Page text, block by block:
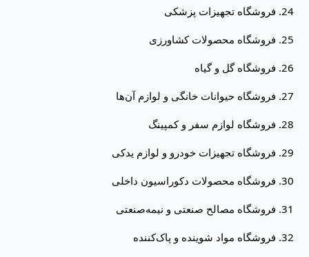
فروشگاه تجهیزات پزشکی
فروشگاه محصولات کشاورزی
فروشگاه گل و گیاه
فروشگاه حیوانات خانگی و لوازم آن‌ها
فروشگاه لوازم سفر و کمپینگ
فروشگاه تجهیزات خودرو و لوازم یدکی
فروشگاه محصولات دکوراسیون داخلی
فروشگاه مصالح صنعتی و نیمه‌صنعتی
فروشگاه مواد شوینده و پاک‌کننده